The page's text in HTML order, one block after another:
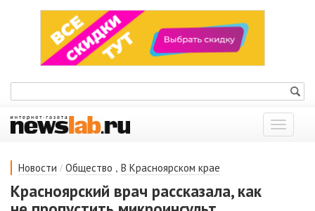
Показать
меню
Новости / Общество , В Красноярском крае
Красноярский врач рассказала, как